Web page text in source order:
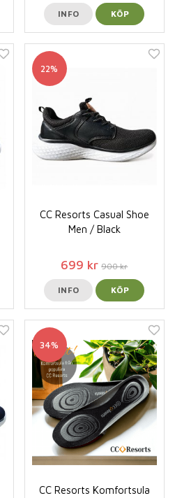
INFO KÖP
22%
CC Resorts Casual Shoe
Men / Black
699 kr 900 kr
INFO KÖP
34%
CC Resorts Komfortsula